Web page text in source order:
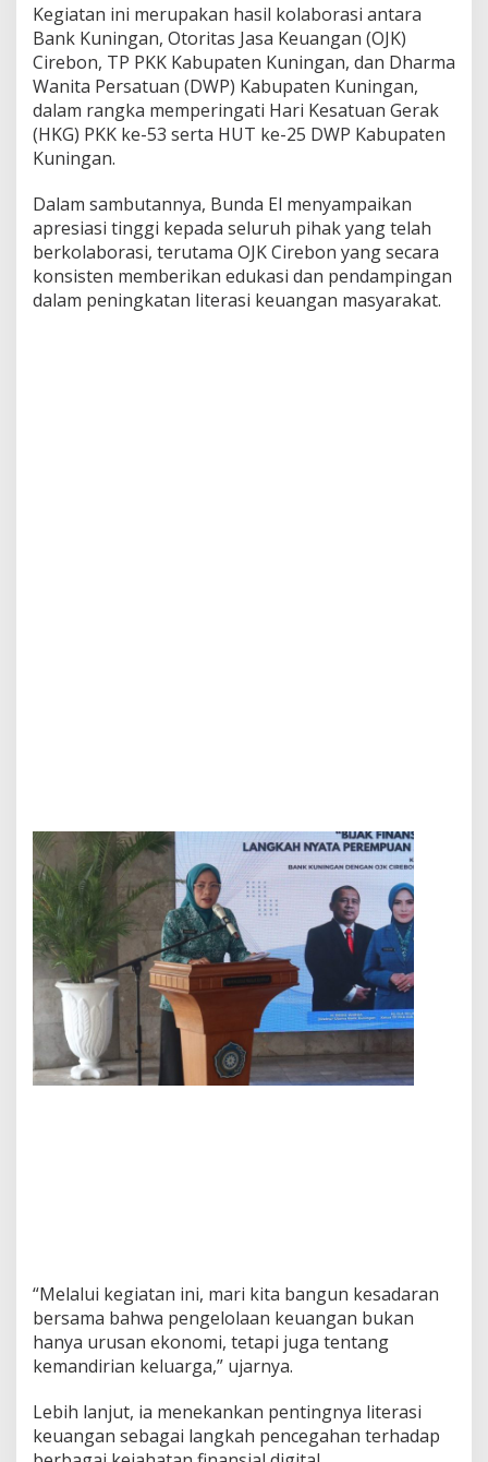
Kegiatan ini merupakan hasil kolaborasi antara
Bank Kuningan, Otoritas Jasa Keuangan (OJK)
Cirebon, TP PKK Kabupaten Kuningan, dan Dharma
Wanita Persatuan (DWP) Kabupaten Kuningan,
dalam rangka memperingati Hari Kesatuan Gerak
(HKG) PKK ke-53 serta HUT ke-25 DWP Kabupaten
Kuningan.
Dalam sambutannya, Bunda El menyampaikan
apresiasi tinggi kepada seluruh pihak yang telah
berkolaborasi, terutama OJK Cirebon yang secara
konsisten memberikan edukasi dan pendampingan
dalam peningkatan literasi keuangan masyarakat.
“Melalui kegiatan ini, mari kita bangun kesadaran
bersama bahwa pengelolaan keuangan bukan
hanya urusan ekonomi, tetapi juga tentang
kemandirian keluarga,” ujarnya.
Lebih lanjut, ia menekankan pentingnya literasi
keuangan sebagai langkah pencegahan terhadap